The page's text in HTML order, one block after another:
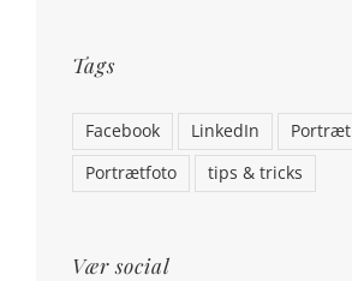
Tags
Facebook LinkedIn
Portræt
Portrætfoto
tips & tricks
Vær social